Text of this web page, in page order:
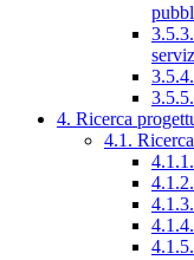
4. Ricerca
4.1.